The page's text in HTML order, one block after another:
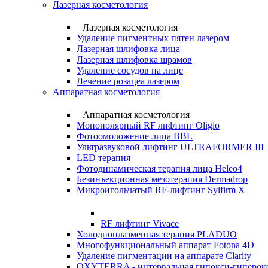
Лазерная косметология
Лазерная косметология
Удаление пигментных пятен лазером
Лазерная шлифовка лица
Лазерная шлифовка шрамов
Удаление сосудов на лице
Лечение розацеа лазером
Аппаратная косметология
Аппаратная косметология
Монополярный RF лифтинг Oligio
Фотоомоложение лица BBL
Ультразвуковой лифтинг ULTRAFORMER III
LED терапия
Фотодинамическая терапия лица Heleo4
Безинъекционная мезотерапия Dermadrop
Микроигольчатый RF-лифтинг Sylfirm X
RF лифтинг Vivace
Холодноплазменная терапия PLADUO
Многофункциональный аппарат Fotona 4D
Удаление пигментации на аппарате Clarity